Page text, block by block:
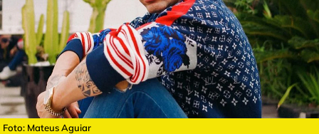
Foto: Mateus Aguiar